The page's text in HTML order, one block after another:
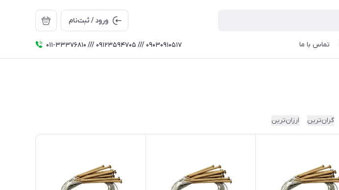
ورود / ثبت‌نام
تماس با ما 011-33376810 /// 09123594705 /// 09030910517
گران‌ترین ارزان‌ترین